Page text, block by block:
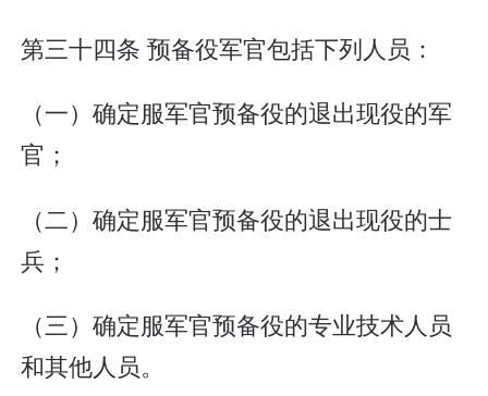
第三十四条 预备役军官包括下列人员：
（一）确定服军官预备役的退出现役的军
官；
（二）确定服军官预备役的退出现役的士
兵；
（三）确定服军官预备役的专业技术人员
和其他人员。